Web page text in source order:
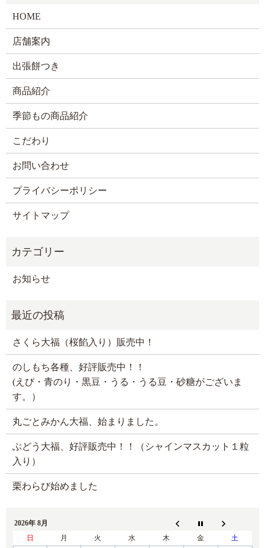
HOME
店舗案内
出張餅つき
商品紹介
季節もの商品紹介
こだわり
お問い合わせ
プライバシーポリシー
サイトマップ
お知らせ
さくら大福（桜餡入り）販売中！
のしもち各種、好評販売中！！
(えび・青のり・黒豆・うる・うる豆・砂糖がございま
す。）
丸ごとみかん大福、始まりました。
ぶどう大福、好評販売中！！（シャインマスカット１粒
入り）
栗わらび始めました
2026年 8月
日
月 火 水 木 金
土